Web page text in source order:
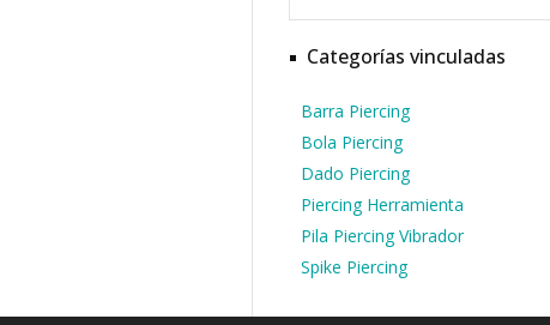
Categorías vinculadas
Barra Piercing
Bola Piercing
Dado Piercing
Piercing Herramienta
Pila Piercing Vibrador
Spike Piercing